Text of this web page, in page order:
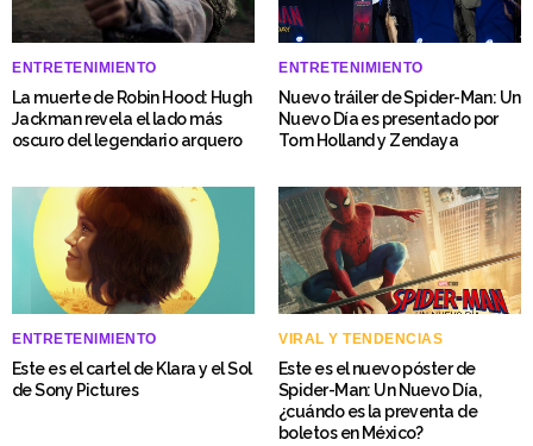
ENTRETENIMIENTO
La muerte de Robin Hood: Hugh
Jackman revela el lado más
oscuro del legendario arquero
ENTRETENIMIENTO
Nuevo tráiler de Spider-Man: Un
Nuevo Día es presentado por
Tom Holland y Zendaya
ENTRETENIMIENTO
Este es el cartel de Klara y el Sol
de Sony Pictures
VIRAL Y TENDENCIAS
Este es el nuevo póster de
Spider-Man: Un Nuevo Día,
¿cuándo es la preventa de
boletos en México?